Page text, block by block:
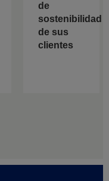
de
sostenibilidad
de sus
clientes